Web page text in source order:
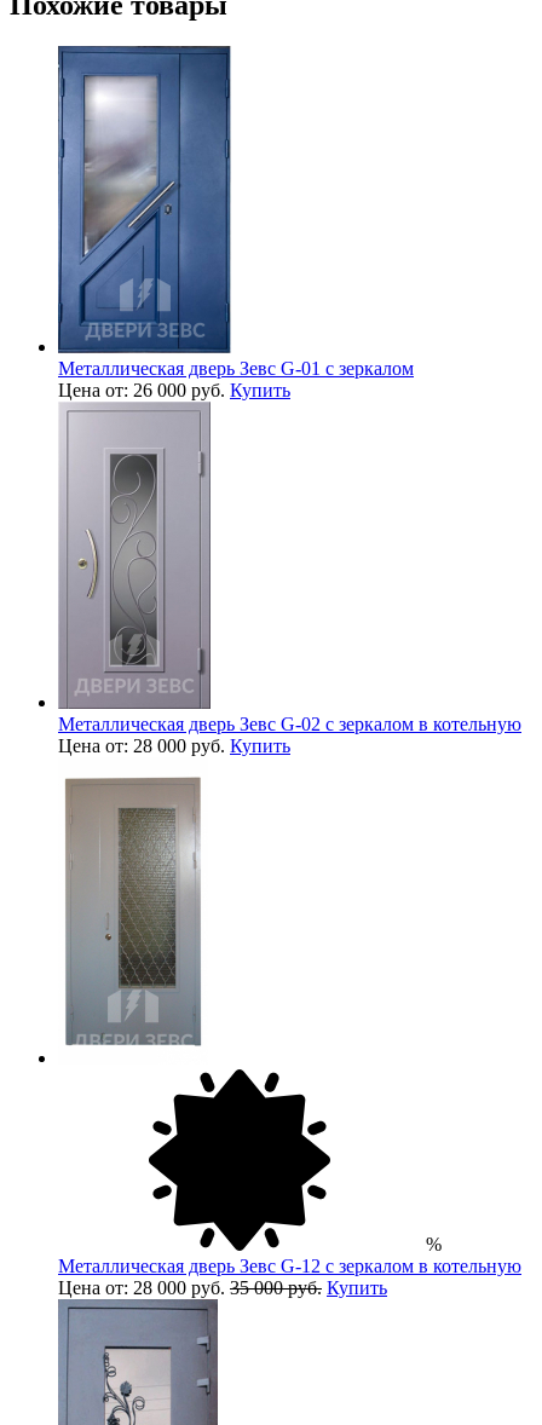
Металлическая дверь Зевс G-01 с зеркалом
Цена от: 26 000 руб. Купить
Металлическая дверь Зевс G-02 с зеркалом в котельную
Цена от: 28 000 руб. Купить
%
Металлическая дверь Зевс G-12 с зеркалом в котельную
Цена от: 28 000 руб. 35 000 руб. Купить